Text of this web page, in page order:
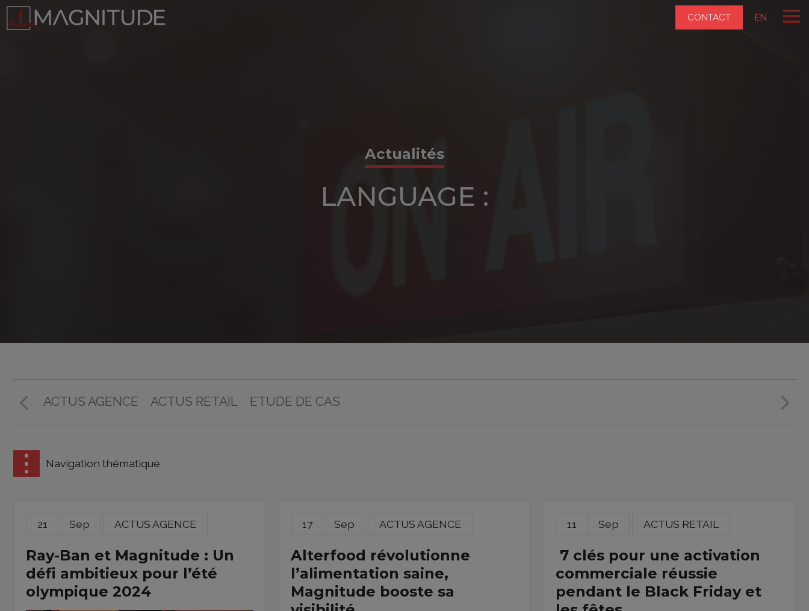
Panneau de gestion des cookies
CONTACT EN
Actualités
LANGUAGE :
ACTUS AGENCE ACTUS RETAIL ETUDE DE CAS
Navigation thématique
21 Sep ACTUS AGENCE
Ray-Ban et Magnitude : Un
défi ambitieux pour l’été
olympique 2024
17 Sep ACTUS AGENCE
Alterfood révolutionne
l’alimentation saine,
Magnitude booste sa
11 Sep ACTUS RETAIL
7 clés pour une activation
commerciale réussie
pendant le Black Friday et